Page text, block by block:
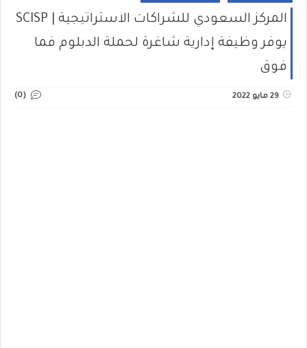
المركز السعودي للشراكات الاستراتيجية | SCISP
يوفر وظيفة إدارية شاغرة لحملة الدبلوم فما
فوق
29 مايو 2022 (0)